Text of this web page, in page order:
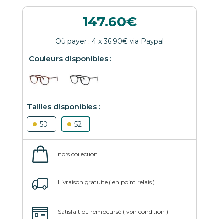
147.60
50 52